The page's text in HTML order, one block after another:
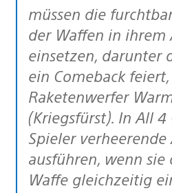
müssen die
der Waffen in ihrem
einsetzen, darunter
ein Comeback
Raketenwerfer
(Kriegsfürst). In All
Spieler
ausführen, wenn sie
Waffe gleichzeitig